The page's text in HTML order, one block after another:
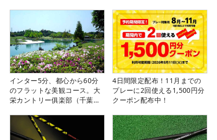
インター5分、都心から60分
のフラットな美観コース。大
栄カントリー俱楽部（千葉
4日間限定配布！11月までの
プレーに2回使える1,500円分
クーポン配布中！